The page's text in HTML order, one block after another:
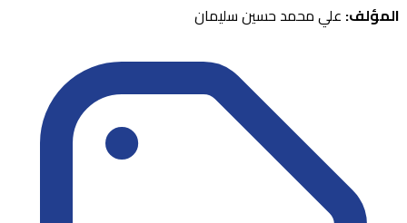
المؤلف: علي محمد حسين سليمان